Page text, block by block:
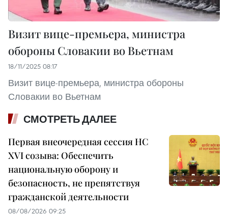
Визит вице-премьера, министра
обороны Словакии во Вьетнам
18/11/2025 08:17
Визит вице-премьера, министра обороны
Словакии во Вьетнам
СМОТРЕТЬ ДАЛЕЕ
Первая внеочередная сессия НС
XVI созыва: Обеспечить
национальную оборону и
безопасность, не препятствуя
гражданской деятельности
08/08/2026 09:25